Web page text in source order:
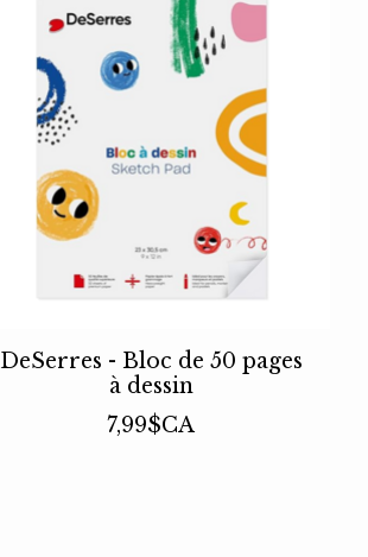
DeSerres - Bloc de 50 pages
à dessin
7,99$CA